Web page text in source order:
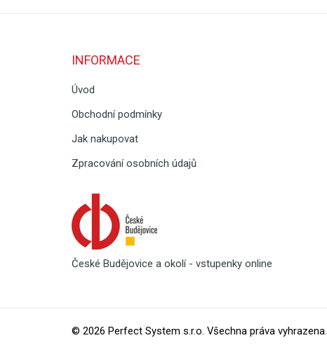
INFORMACE
Úvod
Obchodní podmínky
Jak nakupovat
Zpracování osobních údajů
České Budějovice a okolí - vstupenky online
© 2026 Perfect System s.r.o. Všechna práva vyhrazena.